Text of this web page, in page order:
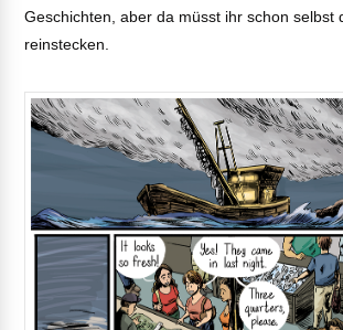
Geschichten, aber da müsst ihr schon selbst
reinstecken.